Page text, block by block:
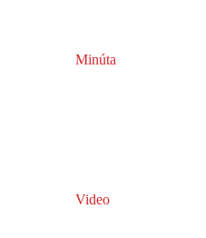
Minúta
Video